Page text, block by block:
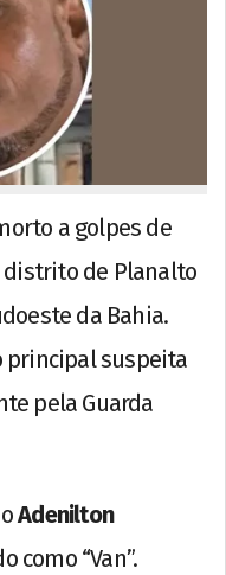
a golpes de
distrito de Planalto
da Bahia.
principal suspeita
pela Guarda
Adenilton
como “Van”.